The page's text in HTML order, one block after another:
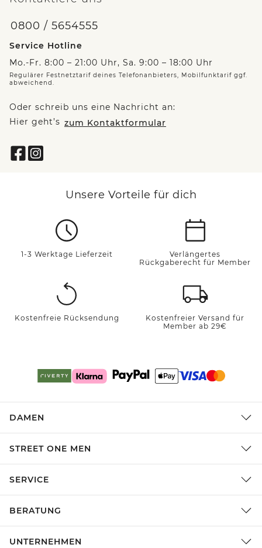
0800 / 5654555
Service Hotline
Mo.-Fr. 8:00 – 21:00 Uhr, Sa. 9:00 – 18:00 Uhr
Regulärer Festnetztarif deines Telefonanbieters, Mobilfunktarif ggf.
abweichend.
Oder schreib uns eine Nachricht an:
Hier geht’s zum Kontaktformular
Unsere Vorteile für dich
1-3 Werktage Lieferzeit
Verlängertes
Rückgaberecht für Member
Kostenfreie Rücksendung
Kostenfreier Versand für
Member ab 29€
DAMEN
STREET ONE MEN
SERVICE
BERATUNG
UNTERNEHMEN